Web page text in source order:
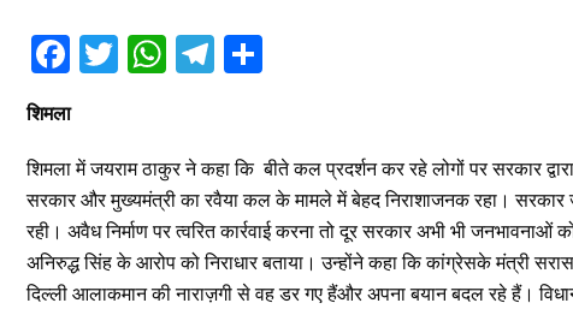
F
b
o
o
k
T
er
W
s
A
p
p
T
gr
a
m
e
शिमला
शिमला में जयराम ठाकुर ने कहा कि बीते कल प्रदर्शन कर रहे लोगों पर सरकार द्वारा
सरकार और मुख्यमंत्री का रवैया कल के मामले में बेहद निराशाजनक रहा। सरकार
रही। अवैध निर्माण पर त्वरित कार्रवाई करना तो दूर सरकार अभी भी जनभावनाओं
अनिरुद्ध सिंह के आरोप को निराधार बताया। उन्होंने कहा कि कांग्रेसके मंत्री
दिल्ली आलाकमान की नाराज़गी से वह डर गए हैंऔर अपना बयान बदल रहे हैं।